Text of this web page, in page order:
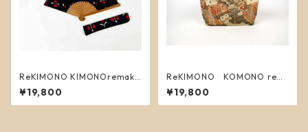
ReKIMONO KIMONOremake
folding fan 2
¥19,800
ReKIMONO KOMONO rem
akebag L ２
¥19,800